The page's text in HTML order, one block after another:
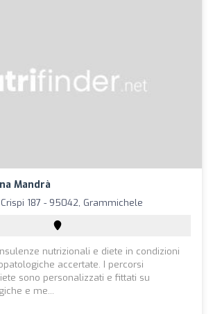
Mandrà
187 - 95042, Grammichele
nutrizionali e diete in condizioni
accertate. I percorsi
sono personalizzati e fittati su
e me...